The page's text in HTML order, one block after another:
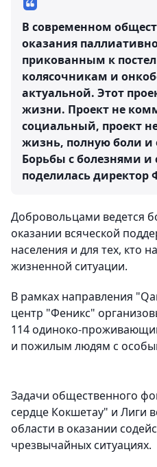
В современном
оказания
прикованным к
колясочникам и
актуальной. Этот
жизни. Проект не
социальный, проект
жизнь, полную боли
Борьбы с болезнями и
поделилась директор
Добровольцами ведется
оказании всяческой
населения и для тех, кто
жизненной ситуации.
В рамках направления
центр "Феникс"
114 одиноко-
и пожилым людям с
Задачи общественного
сердце Кокшетау" и Лиги
области в оказании
чрезвычайных ситуациях.